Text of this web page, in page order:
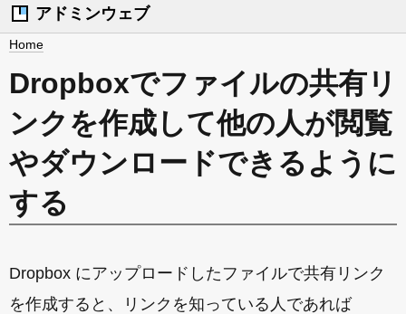
アドミンウェブ
Home
Dropboxでファイルの共有リ
ンクを作成して他の人が閲覧
やダウンロードできるように
する
Dropbox にアップロードしたファイルで共有リンク
を作成すると、リンクを知っている人であれば